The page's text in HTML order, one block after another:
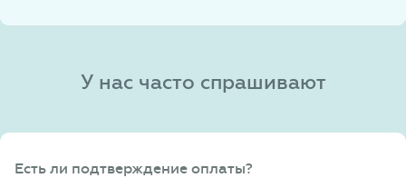
У нас часто спрашивают
Есть ли подтверждение оплаты?